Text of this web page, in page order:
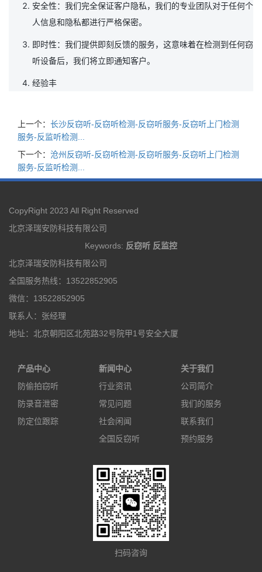
安全性：我们完全保证客户隐私，我们的专业团队对于任何个
人信息和隐私都进行严格保密。
即时性：我们提供即刻反馈的服务，这意味着在检测到任何窃
听设备后，我们将立即通知客户。
经验丰
上一个： 长沙反窃听-反窃听检测-反窃听服务-反窃听上门检测
服务-反监听检测...
下一个： 沧州反窃听-反窃听检测-反窃听服务-反窃听上门检测
服务-反监听检测...
CopyRight 2023 All Right Reserved
北京泽瑞安防科技有限公司
Keywords: 反窃听 反监控
北京泽瑞安防科技有限公司
全国服务热线：13522852905
微信：13522852905
联系人：张经理
地址：北京朝阳区北苑路32号院甲1号安全大厦
产品中心
防偷拍窃听
防录音泄密
防定位跟踪
新闻中心
行业资讯
常见问题
社会闲闻
全国反窃听
关于我们
公司简介
我们的服务
联系我们
预约服务
扫码咨询